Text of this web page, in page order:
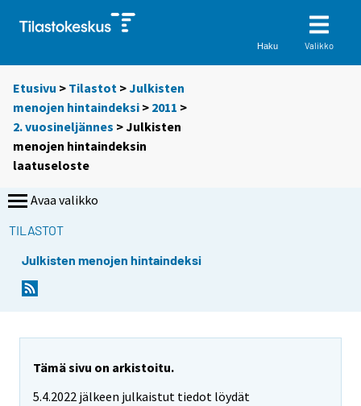
Haku Valikko
Etusivu > Tilastot >Julkisten
menojen hintaindeksi > 2011 >
2. vuosineljännes > Julkisten
menojen hintaindeksin
laatuseloste
Avaa valikko
TILASTOT
Julkisten menojen hintaindeksi
Tämä sivu on arkistoitu.
5.4.2022 jälkeen julkaistut tiedot löydät